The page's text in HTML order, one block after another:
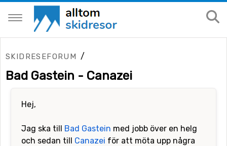
SKIDRESEFORUM /
Bad Gastein - Canazei
Hej,
Jag ska till Bad Gastein med jobb över en helg
och sedan till Canazei för att möta upp några